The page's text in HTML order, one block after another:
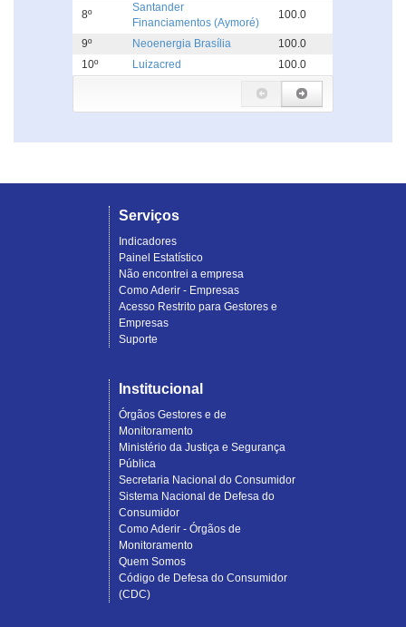
8º
Santander
Financiamentos (Aymoré)
100.0
9º Neoenergia Brasília
100.0
10º
Luizacred 100.0
Serviços
Indicadores
Painel Estatístico
Não encontrei a empresa
Como Aderir - Empresas
Acesso Restrito para Gestores e
Empresas
Suporte
Institucional
Órgãos Gestores e de
Monitoramento
Ministério da Justiça e Segurança
Pública
Secretaria Nacional do Consumidor
Sistema Nacional de Defesa do
Consumidor
Como Aderir - Órgãos de
Monitoramento
Quem Somos
Código de Defesa do Consumidor
(CDC)